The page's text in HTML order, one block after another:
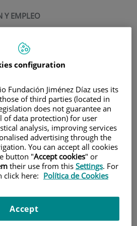
Y EMPLEO
CONTRATO ASOCIADO A
CONTRATO PREDOCTORAL
para
a PEJD-
16537.
Title
Predoctoral Researcher
del
The Immunoallergy Group of
the Jiménez Díaz Foundation
configuration
Fundación Jiménez Díaz uses its
of third parties (located in
does not guarantee an
of data protection) for user
analysis, improving services
advertising through the
You can accept all cookies
button "Accept cookies" or
their use from this Settings. For
click here: Política de Cookies
Accept